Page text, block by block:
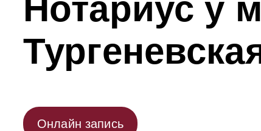
Нотариус у
Онлайн запись